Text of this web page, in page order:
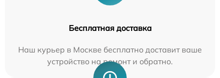
Бесплатная доставка
Наш курьер в Москве бесплатно доставит ваше
устройство на ремонт и обратно.